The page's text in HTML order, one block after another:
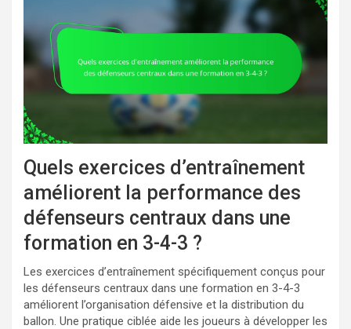
Quels exercices d’entraînement
améliorent la performance des
défenseurs centraux dans une
formation en 3-4-3 ?
Les exercices d’entraînement spécifiquement conçus pour
les défenseurs centraux dans une formation en 3-4-3
améliorent l’organisation défensive et la distribution du
ballon. Une pratique ciblée aide les joueurs à développer les